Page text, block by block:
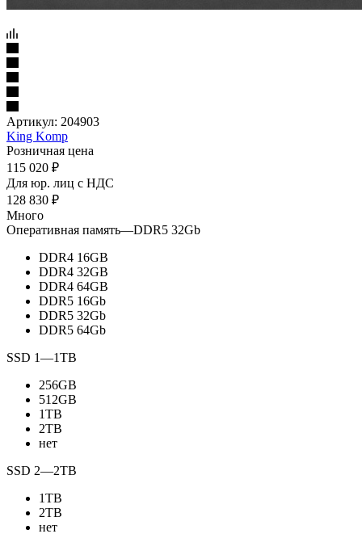
Артикул: 204903
King Komp
Розничная цена
115 020 ₽
Для юр. лиц c НДС
128 830 ₽
Много
Оперативная память—DDR5 32Gb
DDR4 16GB
DDR4 32GB
DDR4 64GB
DDR5 16Gb
DDR5 32Gb
DDR5 64Gb
SSD 1—1TB
256GB
512GB
1TB
2TB
нет
SSD 2—2TB
1TB
2TB
нет